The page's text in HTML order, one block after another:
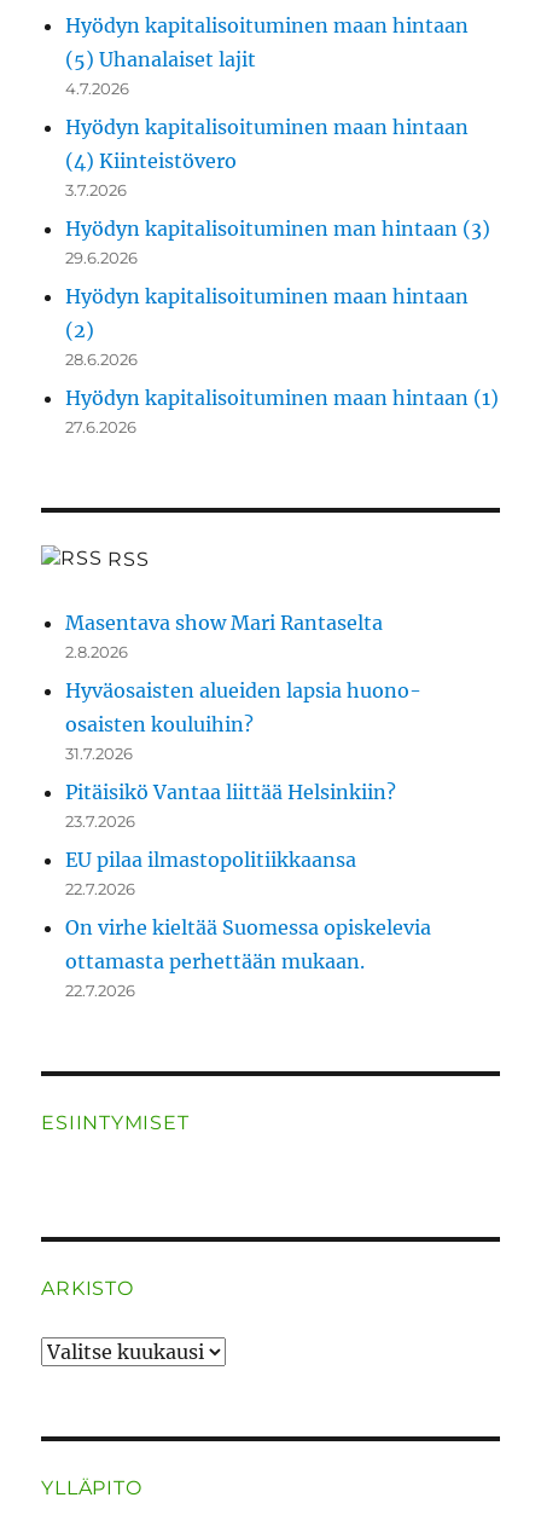
Hyödyn kapitalisoituminen maan hintaan
(5) Uhanalaiset lajit
4.7.2026
Hyödyn kapitalisoituminen maan hintaan
(4) Kiinteistövero
3.7.2026
Hyödyn kapitalisoituminen man hintaan (3)
29.6.2026
Hyödyn kapitalisoituminen maan hintaan
(2)
28.6.2026
Hyödyn kapitalisoituminen maan hintaan (1)
27.6.2026
RSS
Masentava show Mari Rantaselta
2.8.2026
Hyväosaisten alueiden lapsia huono-
osaisten kouluihin?
31.7.2026
Pitäisikö Vantaa liittää Helsinkiin?
23.7.2026
EU pilaa ilmastopolitiikkaansa
22.7.2026
On virhe kieltää Suomessa opiskelevia
ottamasta perhettään mukaan.
22.7.2026
ESIINTYMISET
ARKISTO
ARKISTO
YLLÄPITO